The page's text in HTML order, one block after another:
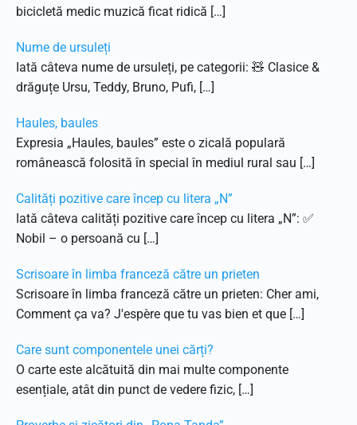
bicicletă medic muzică ficat ridică […]
Nume de ursuleți
Iată câteva nume de ursuleți, pe categorii: 🧸 Clasice &
drăguțe Ursu, Teddy, Bruno, Pufi, […]
Haules, baules
Expresia „Haules, baules” este o zicală populară
românească folosită în special în mediul rural sau […]
Calități pozitive care încep cu litera „N”
Iată câteva calități pozitive care încep cu litera „N”: ✅
Nobil – o persoană cu […]
Scrisoare în limba franceză către un prieten
Scrisoare în limba franceză către un prieten: Cher ami,
Comment ça va? J'espère que tu vas bien et que […]
Care sunt componentele unei cărți?
O carte este alcătuită din mai multe componente
esențiale, atât din punct de vedere fizic, […]